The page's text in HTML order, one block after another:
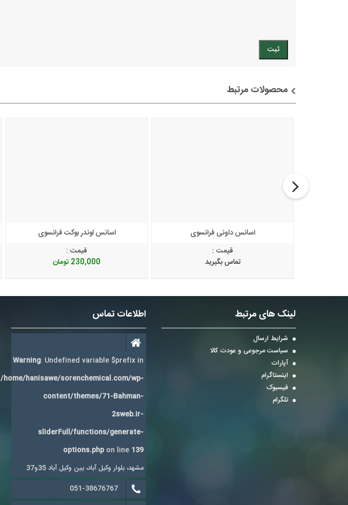
محصولات مرتبط
توضیحات + خرید
اسانس لوندر بوکت فرانسوی
قیمت :
230,000 تومان
توضیحات + خرید
اسانس داونی فرانسوی
قیمت :
تماس بگیرید
لینک های مرتبط
شرایط ارسال
سیاست مرجوعی و عودت کالا
آپارات
اینستاگرام
فیسبوک
تلگرام
اطلاعات تماس
Warning: Undefined variable $prefix in
/home/hanisawe/sorenchemical.com/wp-
content/themes/71-Bahman-
2sweb.ir-
sliderFull/functions/generate-
options.phpon line 139
مشهد، بلوار وکیل آباد، بین وکیل آباد 35و37
051-38676767